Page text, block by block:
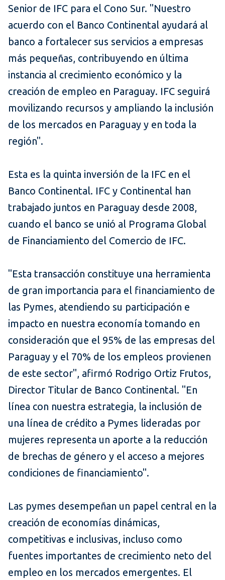
Senior de IFC para el Cono Sur. "Nuestro
acuerdo con el Banco Continental ayudará al
banco a fortalecer sus servicios a empresas
más pequeñas, contribuyendo en última
instancia al crecimiento económico y la
creación de empleo en Paraguay. IFC seguirá
movilizando recursos y ampliando la inclusión
de los mercados en Paraguay y en toda la
región".
Esta es la quinta inversión de la IFC en el
Banco Continental. IFC y Continental han
trabajado juntos en Paraguay desde 2008,
cuando el banco se unió al Programa Global
de Financiamiento del Comercio de IFC.
"Esta transacción constituye una herramienta
de gran importancia para el financiamiento de
las Pymes, atendiendo su participación e
impacto en nuestra economía tomando en
consideración que el 95% de las empresas del
Paraguay y el 70% de los empleos provienen
de este sector", afirmó Rodrigo Ortiz Frutos,
Director Titular de Banco Continental. "En
línea con nuestra estrategia, la inclusión de
una línea de crédito a Pymes lideradas por
mujeres representa un aporte a la reducción
de brechas de género y el acceso a mejores
condiciones de financiamiento".
Las pymes desempeñan un papel central en la
creación de economías dinámicas,
competitivas e inclusivas, incluso como
fuentes importantes de crecimiento neto del
empleo en los mercados emergentes. El